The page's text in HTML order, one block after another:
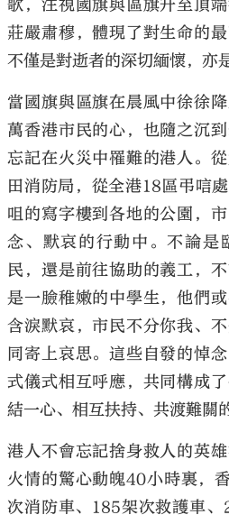
歌，注視國旗與區旗升至頂
莊嚴肅穆，體現了對生命的
不僅是對逝者的深切緬懷，亦
當國旗與區旗在晨風中徐徐
萬香港市民的心，也隨之沉
忘記在火災中罹難的港人。
田消防局，從全港18區弔唁
咀的寫字樓到各地的公園，
念、默哀的行動中。不論是
民，還是前往協助的義工，
是一臉稚嫩的中學生，他們
含淚默哀，市民不分你我、
同寄上哀思。這些自發的悼
式儀式相互呼應，共同構成
結一心、相互扶持、共渡難關
港人不會忘記捨身救人的英
火情的驚心動魄40小時裏，
次消防車、185架次救護車、